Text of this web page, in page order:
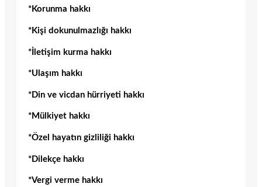
*Korunma hakkı
*Kişi dokunulmazlığı hakkı
*İletişim kurma hakkı
*Ulaşım hakkı
*Din ve vicdan hürriyeti hakkı
*Mülkiyet hakkı
*Özel hayatın gizliliği hakkı
*Dilekçe hakkı
*Vergi verme hakkı